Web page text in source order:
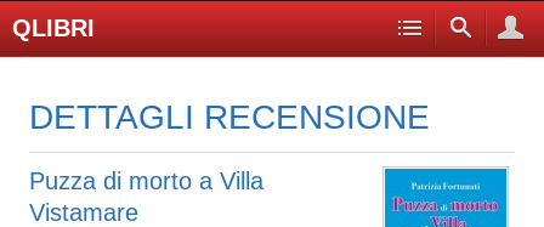
QLIBRI
DETTAGLI RECENSIONE
Puzza di morto a Villa
Vistamare